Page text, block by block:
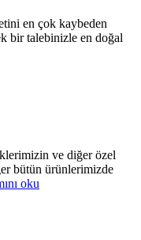
en çok kaybeden
bir talebinizle en doğal
ve diğer özel
bütün ürünlerimizde
oku